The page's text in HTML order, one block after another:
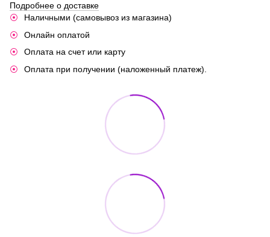
Подробнее о доставке
Наличными (самовывоз из магазина)
Онлайн оплатой
Оплата на счет или карту
Оплата при получении (наложенный платеж).